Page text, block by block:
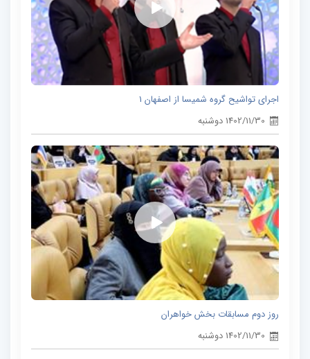
اجرای تواشیح گروه شمیسا از اصفهان 1
1402/11/30 دوشنبه
روز دوم مسابقات بخش خواهران
1402/11/30 دوشنبه